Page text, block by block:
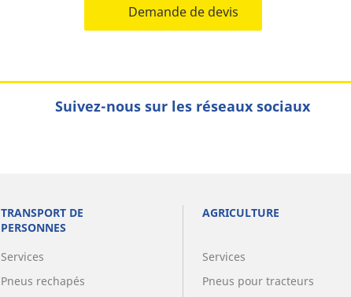
Demande de devis
Suivez-nous sur les réseaux sociaux
TRANSPORT DE
PERSONNES
Services
Pneus rechapés
AGRICULTURE
Services
Pneus pour tracteurs